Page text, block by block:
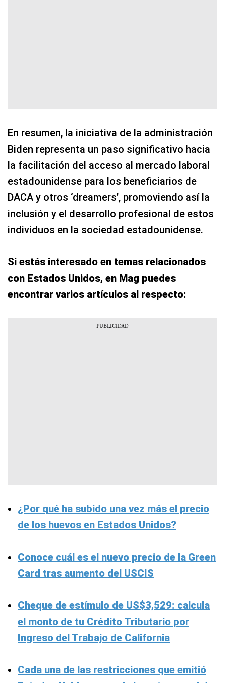
En resumen, la iniciativa de la administración
Biden representa un paso significativo hacia
la facilitación del acceso al mercado laboral
estadounidense para los beneficiarios de
DACA y otros ‘dreamers’, promoviendo así la
inclusión y el desarrollo profesional de estos
individuos en la sociedad estadounidense.
Si estás interesado en temas relacionados
con Estados Unidos, en Mag puedes
encontrar varios artículos al respecto:
¿Por qué ha subido una vez más el precio
de los huevos en Estados Unidos?
Conoce cuál es el nuevo precio de la Green
Card tras aumento del USCIS
Cheque de estímulo de US$3,529: calcula
el monto de tu Crédito Tributario por
Ingreso del Trabajo de California
Cada una de las restricciones que emitió